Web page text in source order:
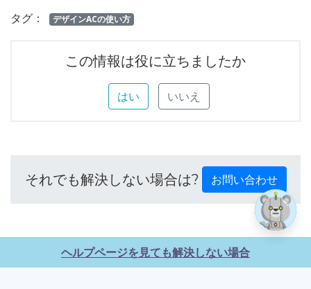
タグ： デザインACの使い方
この情報は役に立ちましたか
はい いいえ
それでも解決しない場合は? お問い合わせ
ヘルプページを見ても解決しない場合